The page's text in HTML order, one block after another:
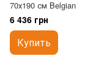
70х190 см Belgian
6 436 грн
Купить